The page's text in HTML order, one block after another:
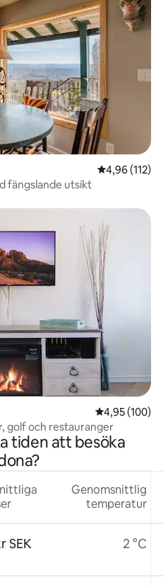
4,96 av 5 i
4,96 (112)
fängslande utsikt
4,95 av 5 i
4,95 (100)
golf och restauranger
tiden att besöka
SEK
Genomsnittlig
temperatur
2 °C